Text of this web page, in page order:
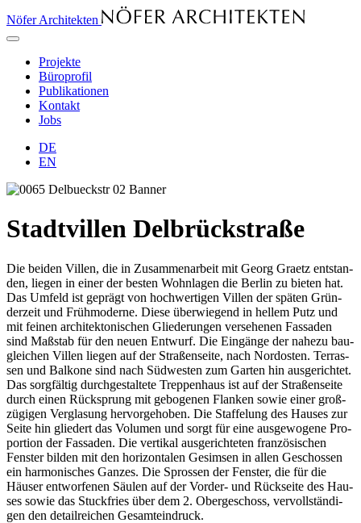
Nöfer Architekten
Projekte
Büroprofil
Publikationen
Kontakt
Jobs
DE
EN
Stadtvillen Delbrückstraße
Die bei­den Vil­len, die in Zu­sam­men­ar­beit mit Ge­org Graetz ent­stan­
den, lie­gen in ei­ner der bes­ten Wohn­la­gen die Ber­lin zu bie­ten hat.
Das Um­feld ist ge­prägt von hoch­wer­ti­gen Vil­len der spä­ten Grün­
der­zeit und Früh­mo­der­ne. Die­se über­wie­gend in hel­lem Putz und
mit fei­nen ar­chi­tek­to­ni­schen Glie­de­run­gen ver­se­he­nen Fas­sa­den
sind Maß­stab für den neu­en Ent­wurf. Die Ein­gän­ge der na­he­zu bau­
glei­chen Vil­len lie­gen auf der Stra­ßen­sei­te, nach Nord­os­ten. Ter­ras­
sen und Bal­ko­ne sind nach Süd­wes­ten zum Gar­ten hin aus­ge­rich­tet.
Das sorg­fäl­tig durch­ge­stal­te­te Trep­pen­haus ist auf der Stra­ßen­sei­te
durch ei­nen Rück­sprung mit ge­bo­ge­nen Flan­ken so­wie ei­ner groß­
zü­gi­gen Ver­gla­sung her­vor­ge­ho­ben. Die Staf­fe­lung des Hau­ses zur
Sei­te hin glie­dert das Vo­lu­men und sorgt für ei­ne aus­ge­wo­ge­ne Pro­
por­ti­on der Fas­sa­den. Die ver­ti­kal aus­ge­rich­te­ten fran­zö­si­schen
Fens­ter bil­den mit den ho­ri­zon­ta­len Ge­sim­sen in al­len Ge­schos­sen
ein har­mo­ni­sches Gan­zes. Die Spros­sen der Fens­ter, die für die
Häu­ser ent­wor­fe­nen Säu­len auf der Vor­der-​ und Rück­sei­te des Hau­
ses so­wie das Stuck­fries über dem 2. Ober­ge­schoss, ver­voll­stän­di­
gen den de­tail­rei­chen Ge­samt­ein­druck.